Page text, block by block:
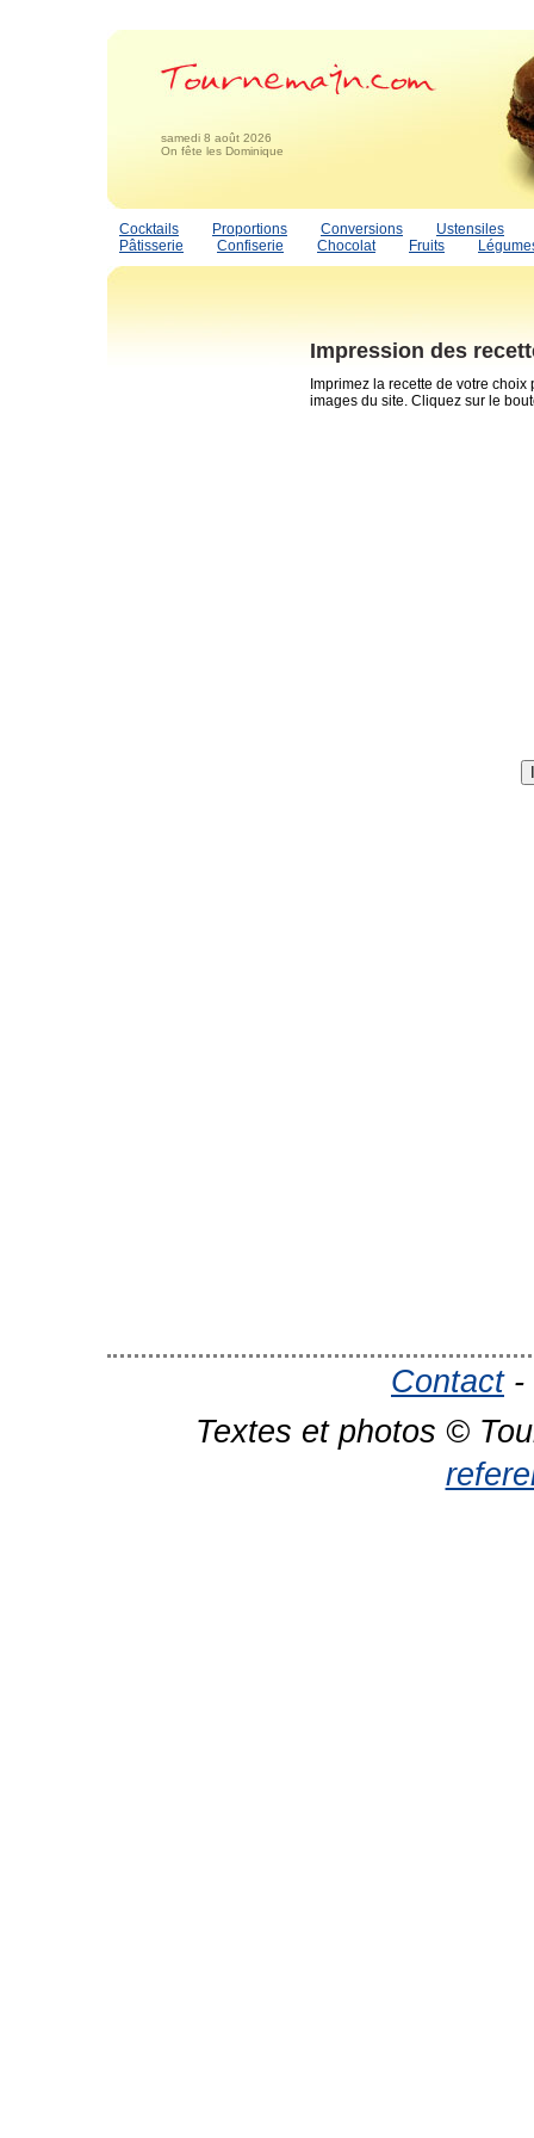
samedi 8 août 2026
On fête les Dominique
Cocktails Proportions Conversions
Ustensiles
Pâtisserie
Confiserie Chocolat Fruits
Impression des
Imprimez la recette de votre
images du site. Cliquez sur le
Contact-
Textes et photos ©